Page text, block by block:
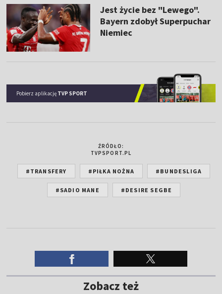
Jest życie bez "Lewego".
Bayern zdobył Superpuchar
Niemiec
Pobierz aplikację TVP SPORT
ŹRÓDŁO:
TVPSPORT.PL
#TRANSFERY #PIŁKA NOŻNA #BUNDESLIGA
#SADIO MANE #DESIRE SEGBE
Zobacz też